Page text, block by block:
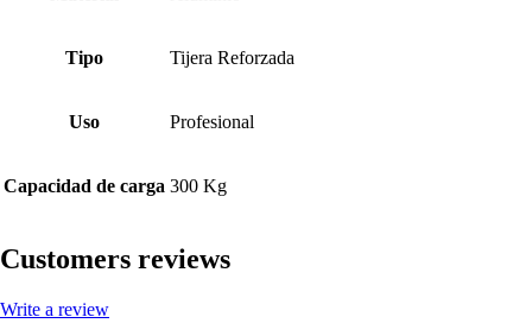
Tipo Tijera Reforzada
Uso Profesional
Capacidad de carga 300 Kg
Customers reviews
Write a review